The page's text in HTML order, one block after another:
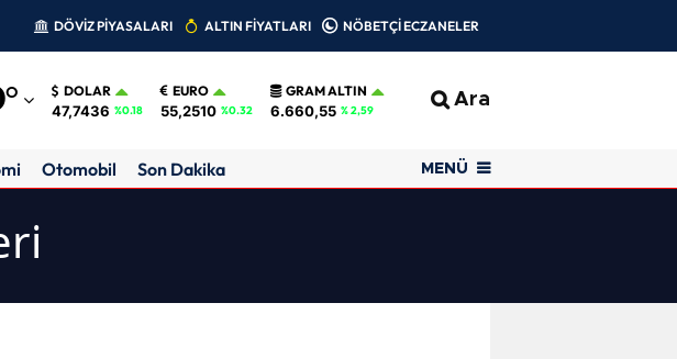
DÖVİZ PİYASALARI ALTIN FİYATLARI NÖBETÇİ ECZANELER
° DOLAR
47,7436 %0.18
EURO
55,2510 %0.32
GRAM ALTIN
6.660,55 % 2,59 Ara
Otomobil Son Dakika MENÜ